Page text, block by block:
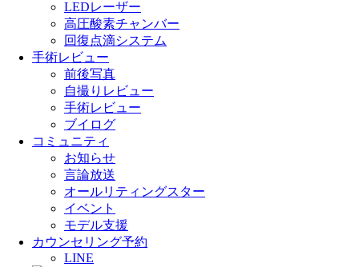
LEDレーザー
高圧酸素チャンバー
回復点滴システム
手術レビュー
前後写真
自撮りレビュー
手術レビュー
ブイログ
コミュニティ
お知らせ
言論放送
オールリティングスター
イベント
モデル支援
カウンセリング予約
LINE